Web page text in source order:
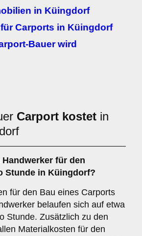
in Küingdorf
Carports in Küingdorf
Bauer wird
Carport kostet in
für den
Stunde in Küingdorf?
für den Bau eines Carports
belaufen sich auf etwa
Stunde. Zusätzlich zu den
Materialkosten für den